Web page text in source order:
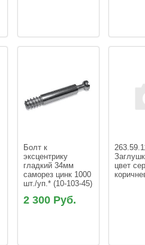
Болт к
эксцентрику
гладкий 34мм
саморез цинк 1000
шт./уп.* (10-103-45)
2 300 Руб.
цвет